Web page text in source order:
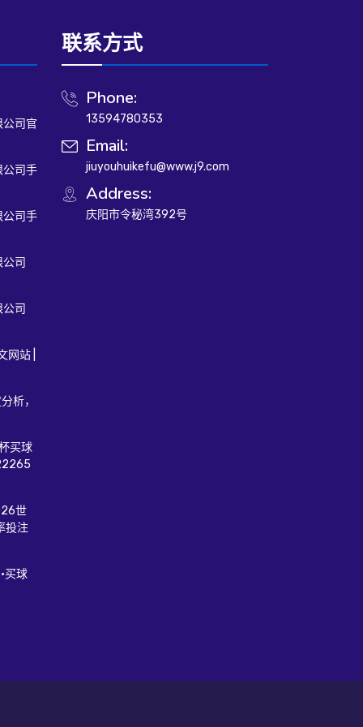
司官
公司手
公司手
司
司
网站 |
析，
买球
世
投注
买球
联系方式
Phone:
13594780353
Email:
jiuyouhuikefu@www.j9.com
Address:
庆阳市令秘湾392号